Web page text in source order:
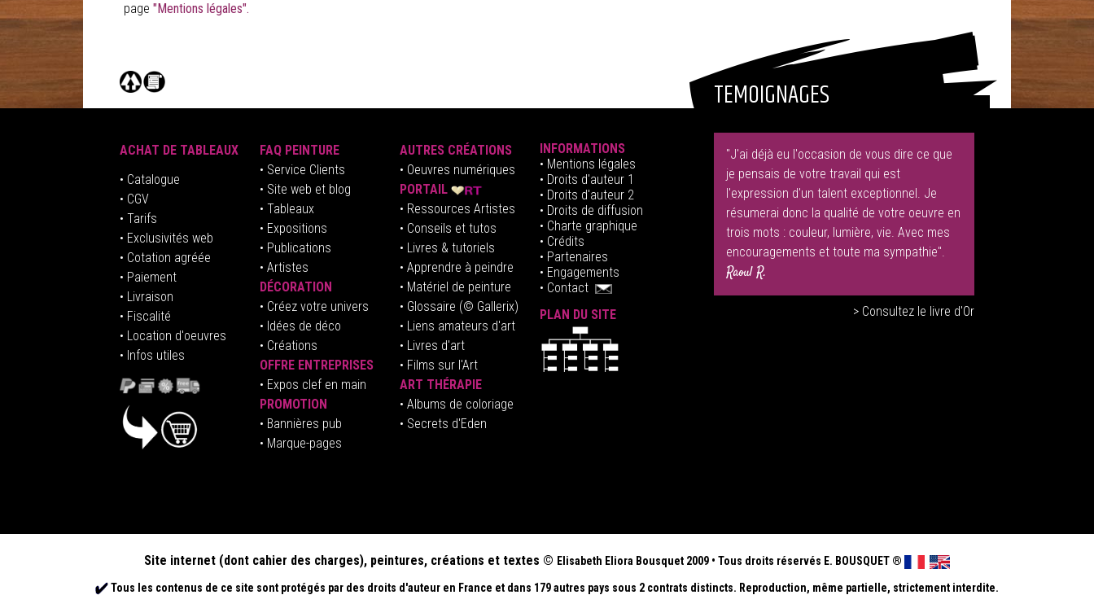
page "Mentions légales".
TEMOIGNAGES
ACHAT DE TABLEAUX
• Catalogue
• CGV
• Tarifs
• Exclusivités web
• Cotation agréée
• Paiement
• Livraison
• Fiscalité
• Location d'oeuvres
• Infos utiles
FAQ PEINTURE
• Service Clients
• Site web et blog
• Tableaux
• Expositions
• Publications
• Artistes
DÉCORATION
• Créez votre univers
• Idées de déco
• Créations
OFFRE ENTREPRISES
• Expos clef en main
PROMOTION
• Bannières pub
• Marque-pages
AUTRES CRÉATIONS
• Oeuvres numériques
PORTAIL
• Ressources Artistes
• Conseils et tutos
• Livres & tutoriels
• Apprendre à peindre
• Matériel de peinture
• Glossaire (© Gallerix)
• Liens amateurs d'art
• Livres d'art
• Films sur l'Art
ART THÉRAPIE
• Albums de coloriage
• Secrets d'Eden
INFORMATIONS
• Mentions légales
• Droits d'auteur 1
• Droits d'auteur 2
• Droits de diffusion
• Charte graphique
• Crédits
• Partenaires
• Engagements
• Contact
PLAN DU SITE
"J'ai déjà eu l'occasion de vous dire ce que
je pensais de votre travail qui est
l'expression d'un talent exceptionnel. Je
résumerai donc la qualité de votre oeuvre en
trois mots : couleur, lumière, vie. Avec mes
encouragements et toute ma sympathie".
Raoul R.
> Consultez le livre d'Or
Site internet (dont cahier des charges), peintures, créations et textes © Elisabeth Eliora Bousquet 2009 • Tous droits réservés E. BOUSQUET ®
Tous les contenus de ce site sont protégés par des droits d'auteur en France et dans 179 autres pays sous 2 contrats distincts. Reproduction, même partielle, strictement interdite.